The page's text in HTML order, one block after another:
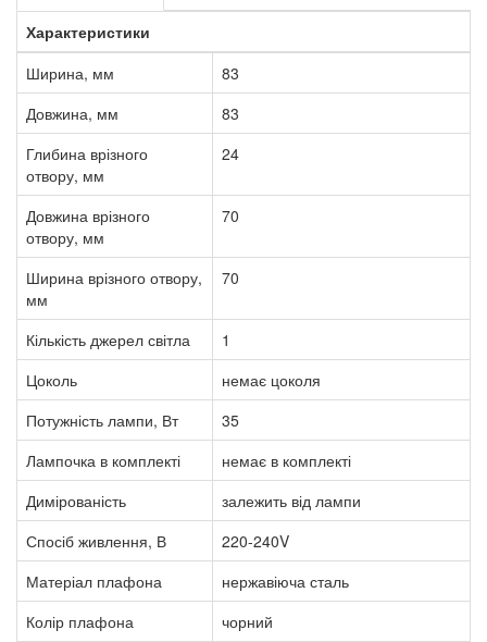
Характеристики
Ширина, мм
83
Довжина, мм
83
Глибина врізного
отвору, мм
24
Довжина врізного
отвору, мм
70
Ширина врізного отвору,
мм
70
Кількість джерел світла
1
Цоколь
немає цоколя
Потужність лампи, Вт
35
Лампочка в комплекті
немає в комплекті
Димірованість
залежить від лампи
Спосіб живлення, В
220-240V
Матеріал плафона
нержавіюча сталь
Колір плафона
чорний